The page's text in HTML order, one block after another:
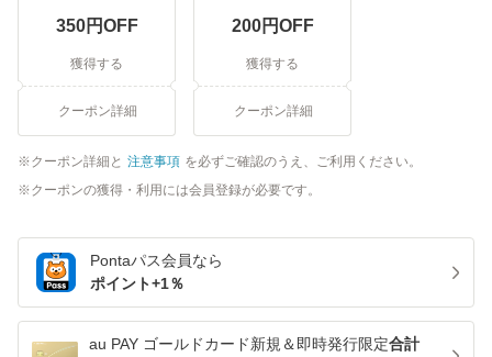
350円OFF
獲得する
クーポン詳細
200円OFF
獲得する
クーポン詳細
クーポン詳細と 注意事項 を必ずご確認のうえ、ご利用ください。
クーポンの獲得・利用には会員登録が必要です。
Pontaパス会員なら
ポイント+1％
au PAY ゴールドカード新規＆即時発行限定合計